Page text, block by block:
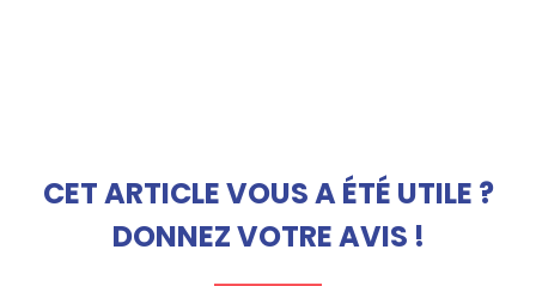
CET ARTICLE VOUS A ÉTÉ UTILE ?
DONNEZ VOTRE AVIS !